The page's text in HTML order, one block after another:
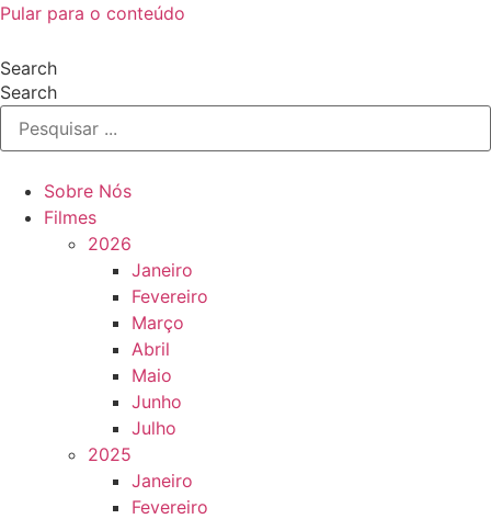
Pular para o conteúdo
Search
Search
Sobre Nós
Filmes
2026
Janeiro
Fevereiro
Março
Abril
Maio
Junho
Julho
2025
Janeiro
Fevereiro